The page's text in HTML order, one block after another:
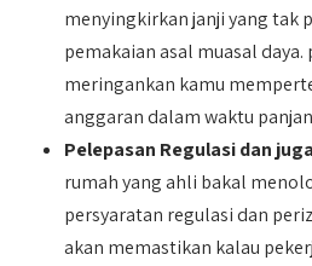
menyingkirkan janji yang tak
pemakaian asal muasal
meringankan kamu
anggaran dalam waktu
Pelepasan Regulasi dan
rumah yang ahli bakal
persyaratan regulasi dan
akan memastikan kalau